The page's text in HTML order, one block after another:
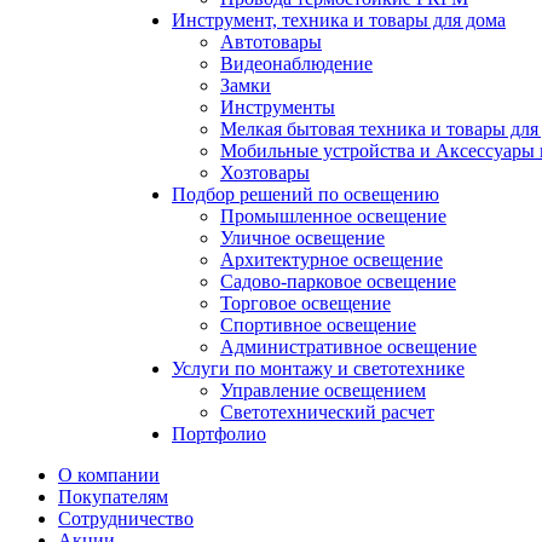
Инструмент, техника и товары для дома
Автотовары
Видеонаблюдение
Замки
Инструменты
Мелкая бытовая техника и товары для
Мобильные устройства и Аксессуары
Хозтовары
Подбор решений по освещению
Промышленное освещение
Уличное освещение
Архитектурное освещение
Садово-парковое освещение
Торговое освещение
Спортивное освещение
Административное освещение
Услуги по монтажу и светотехнике
Управление освещением
Светотехнический расчет
Портфолио
О компании
Покупателям
Сотрудничество